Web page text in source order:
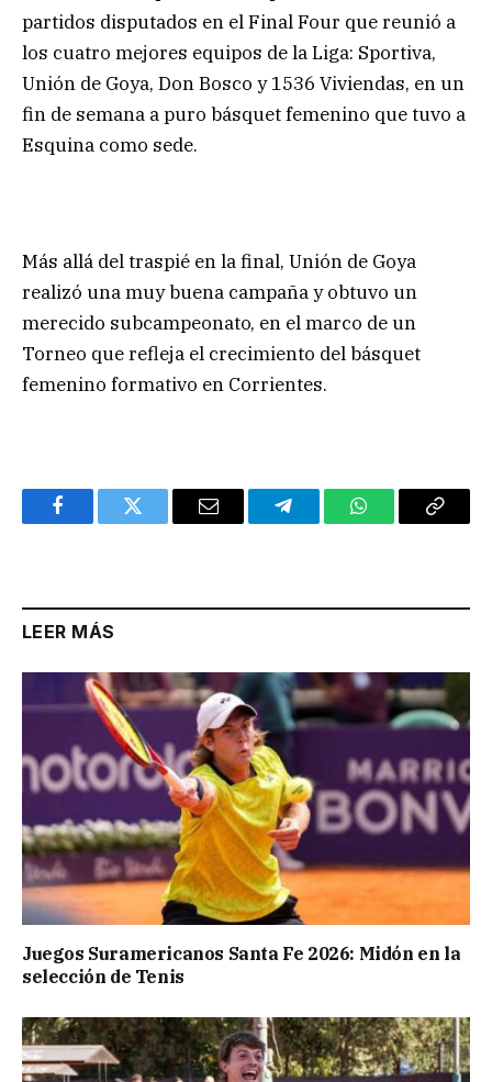
partidos disputados en el Final Four que reunió a
los cuatro mejores equipos de la Liga: Sportiva,
Unión de Goya, Don Bosco y 1536 Viviendas, en un
fin de semana a puro básquet femenino que tuvo a
Esquina como sede.
Más allá del traspié en la final, Unión de Goya
realizó una muy buena campaña y obtuvo un
merecido subcampeonato, en el marco de un
Torneo que refleja el crecimiento del básquet
femenino formativo en Corrientes.
FacebookTwitter Email TelegramWhatsAppCopy
LEER MÁS
Juegos Suramericanos Santa Fe 2026: Midón en la
selección de Tenis